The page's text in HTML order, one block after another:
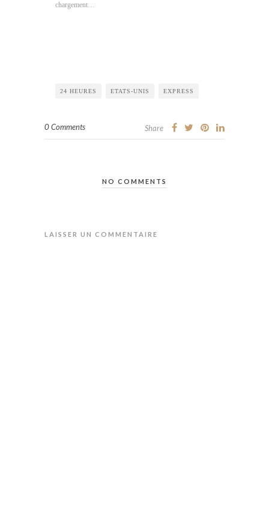
chargement…
24 HEURES ETATS-UNIS EXPRESS
0 Comments Share
NO COMMENTS
LAISSER UN COMMENTAIRE